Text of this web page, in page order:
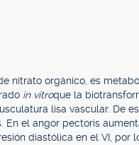
nitrato orgánico, es
in vitroque la
lisa vascular. De
En el angor pectoris
diastólica en el VI, por